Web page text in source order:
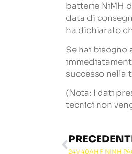
batterie NiMH
data di
ha dichiarato
Se hai bisogno
successo nella
(Nota: I dati
tecnici non